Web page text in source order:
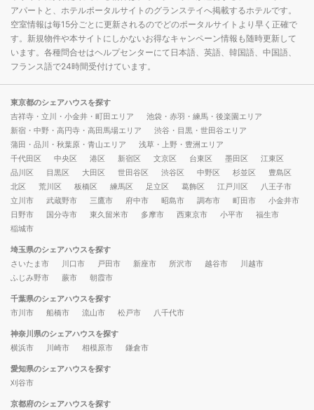
アパートと、ホテルポータルサイトのグランステイへ掲載するホテルです。
空室情報は毎15分ごとに更新されるのでどのポータルサイトより早く正確で
す。新規物件や本サイトにしかないお得なキャンペーン情報も随時更新して
います。各種問合せはヘルプセンターにて日本語、英語、韓国語、中国語、
フランス語で24時間受付けています。
東京都のシェアハウスを探す
吉祥寺・立川・小金井・町田エリア
池袋・赤羽・練馬・後楽園エリア
新宿・中野・高円寺・高田馬場エリア
渋谷・目黒・世田谷エリア
蒲田・品川・秋葉原・青山エリア
浅草・上野・豊洲エリア
千代田区
中央区 港区 新宿区 文京区 台東区 墨田区
江東区
品川区
目黒区 大田区 世田谷区 渋谷区 中野区 杉並区
豊島区
北区
荒川区 板橋区 練馬区 足立区 葛飾区 江戸川区
八王子市
立川市
武蔵野市 三鷹市 府中市 昭島市 調布市 町田市
小金井市
日野市
国分寺市 東久留米市 多摩市 西東京市 小平市
福生市
稲城市
埼玉県のシェアハウスを探す
さいたま市
川口市 戸田市 新座市 所沢市 越谷市
川越市
ふじみ野市
蕨市 朝霞市
千葉県のシェアハウスを探す
市川市
船橋市 流山市 松戸市 八千代市
神奈川県のシェアハウスを探す
横浜市
川崎市 相模原市 鎌倉市
愛知県のシェアハウスを探す
刈谷市
京都府のシェアハウスを探す